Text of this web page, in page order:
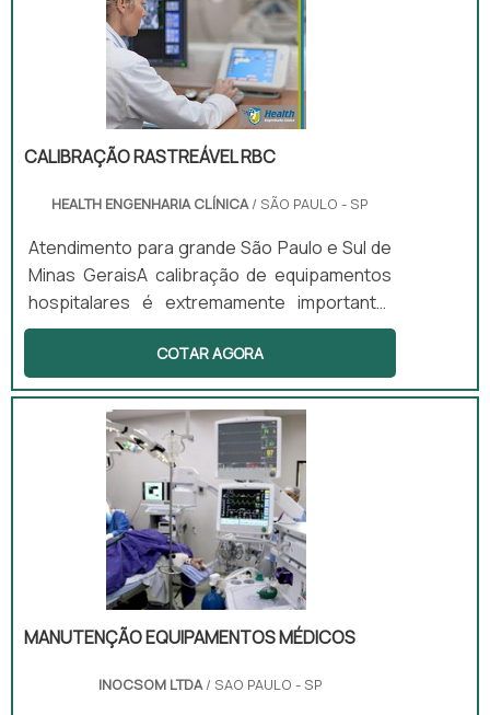
fornecer serviços como as manutenções de
equipamentos, por exemplo. Elas são
divididas em duas, a primeira é a manutenção
CALIBRAÇÃO RASTREÁVEL RBC
HEALTH ENGENHARIA CLÍNICA/ SÃO PAULO - SP
Atendimento para grande São Paulo e Sul de
Minas GeraisA calibração de equipamentos
hospitalares é extremamente importante,
pois com o tempo eles podem ir se
desgastando, e para garantir a qualidade dos
equipamentos novamente é realizada a
calibração rastreável RBC.O que é a
calibração RBCA calibração RBC é um
processo de calibração passado por uma
empresa especializada, para o laboratório
que irá executar esse serviço. Esse
procedimento é feito para que o
equipamento volte a funcionar perfeitam.
COTAR AGORA
MANUTENÇÃO EQUIPAMENTOS MÉDICOS
INOCSOM LTDA/ SAO PAULO - SP